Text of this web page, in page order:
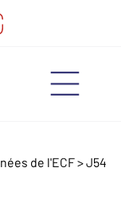
de l'ECF>J54